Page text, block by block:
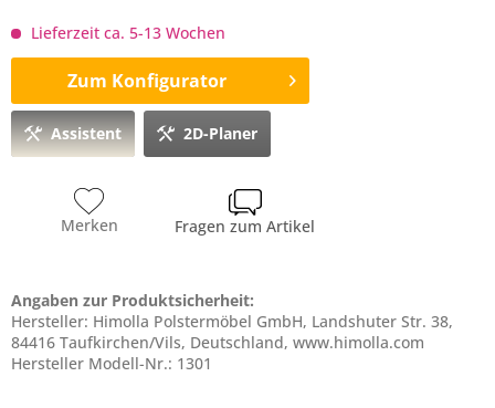
Lieferzeit ca. 5-13 Wochen
Zum Konfigurator
Assistent 2D-Planer
Merken Fragen zum Artikel
Angaben zur Produktsicherheit:
Hersteller: Himolla Polstermöbel GmbH, Landshuter Str. 38,
84416 Taufkirchen/Vils, Deutschland, www.himolla.com
Hersteller Modell-Nr.: 1301